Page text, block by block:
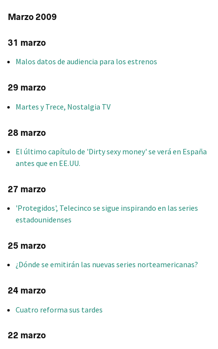
Marzo 2009
31 marzo
Malos datos de audiencia para los estrenos
29 marzo
Martes y Trece, Nostalgia TV
28 marzo
El último capítulo de 'Dirty sexy money' se verá en España
antes que en EE.UU.
27 marzo
'Protegidos', Telecinco se sigue inspirando en las series
estadounidenses
25 marzo
¿Dónde se emitirán las nuevas series norteamericanas?
24 marzo
Cuatro reforma sus tardes
22 marzo